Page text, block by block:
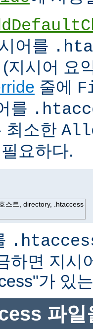
어를
지시어 요
줄에
를
최소한
요하다.
스트, directory, .htaccess
하면 지시
가 있
파일